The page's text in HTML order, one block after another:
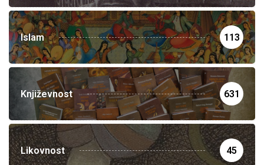
Islam 113
Književnost 631
Likovnost 45